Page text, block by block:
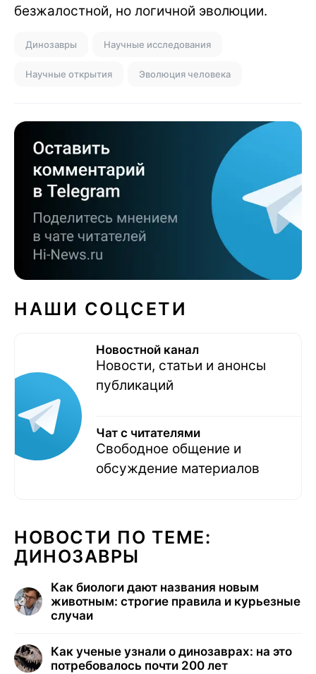
безжалостной, но логичной эволюции.
Динозавры Научные исследования
Научные открытия Эволюция человека
НАШИ СОЦСЕТИ
Новостной канал
Новости, статьи и анонсы
публикаций
Чат с читателями
Свободное общение и
обсуждение материалов
НОВОСТИ ПО ТЕМЕ:
ДИНОЗАВРЫ
Как биологи дают названия новым
животным: строгие правила и курьезные
случаи
Как ученые узнали о динозаврах: на это
потребовалось почти 200 лет